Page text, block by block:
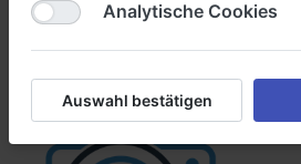
Filtern Sortieren
Analytische Cookies
Auswahl bestätigen